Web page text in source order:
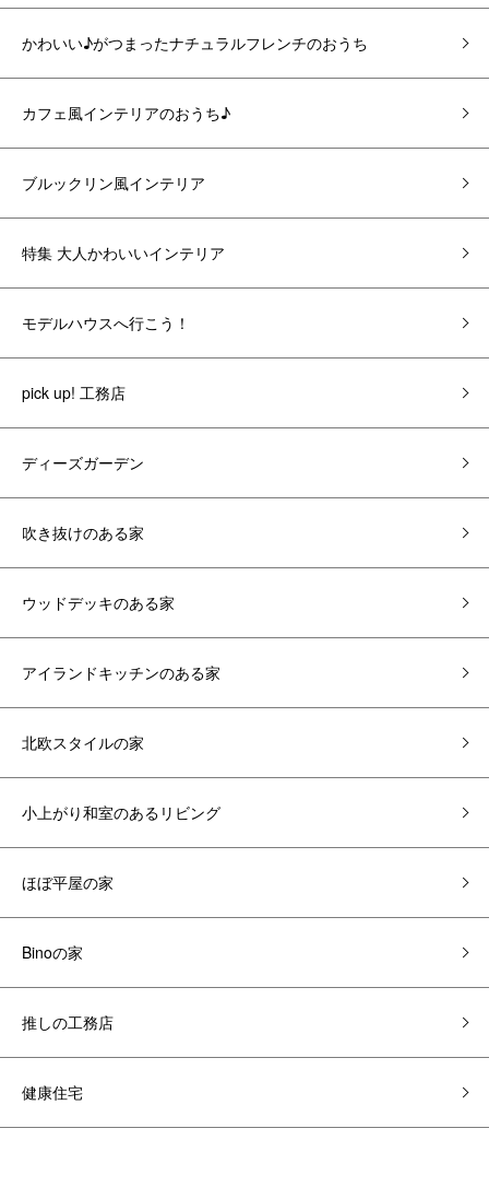
かわいい♪がつまったナチュラルフレンチのおうち
カフェ風インテリアのおうち♪
ブルックリン風インテリア
特集 大人かわいいインテリア
モデルハウスへ行こう！
pick up! 工務店
ディーズガーデン
吹き抜けのある家
ウッドデッキのある家
アイランドキッチンのある家
北欧スタイルの家
小上がり和室のあるリビング
ほぼ平屋の家
Binoの家
推しの工務店
健康住宅